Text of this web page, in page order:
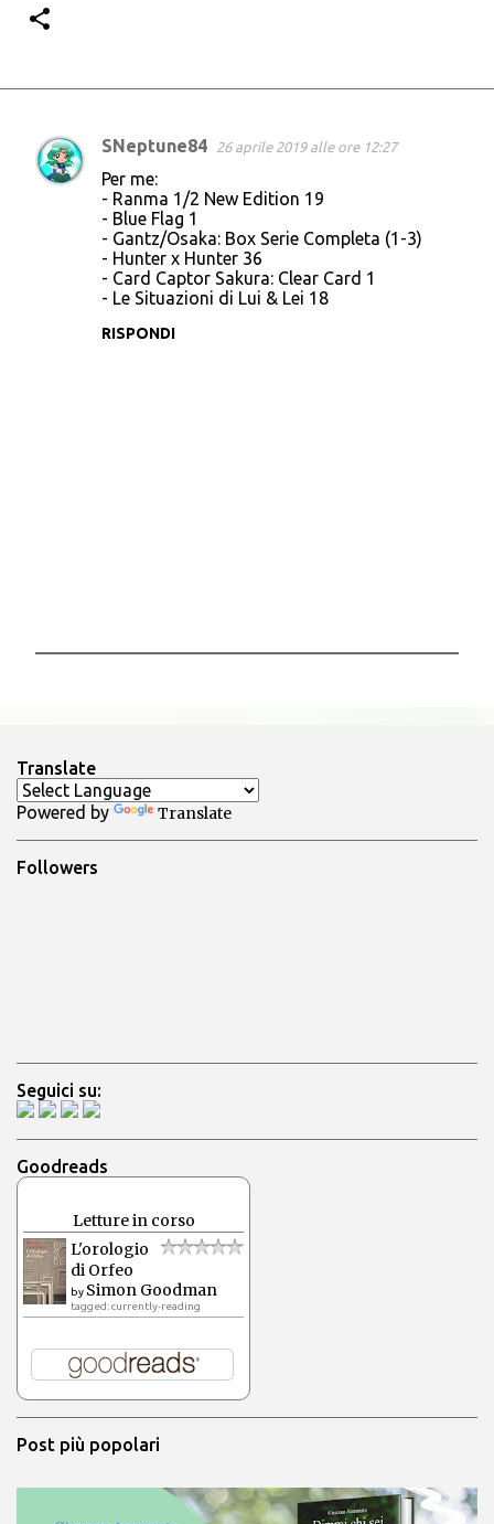
C
SNeptune84 26 aprile 2019 alle ore 12:27
Per me:
- Ranma 1/2 New Edition 19
- Blue Flag 1
- Gantz/Osaka: Box Serie Completa (1-3)
- Hunter x Hunter 36
- Card Captor Sakura: Clear Card 1
- Le Situazioni di Lui & Lei 18
RISPONDI
a
u
n
c
o
m
Translate
Powered by Translate
Followers
Seguici su:
Goodreads
Letture in corso
L'orologio
di Orfeo
by Simon Goodman
tagged: currently-reading
Post più popolari